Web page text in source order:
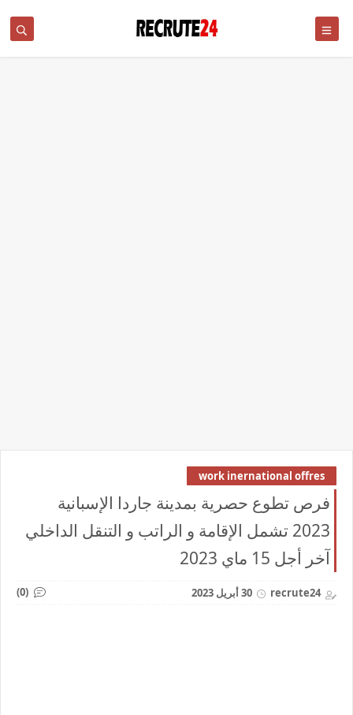
work inernational offres
فرص تطوع حصرية بمدينة جاردا الإسبانية
2023 تشمل الإقامة و الراتب و التنقل الداخلي
آخر أجل 15 ماي 2023
recrute24 30 أبريل 2023 (0)